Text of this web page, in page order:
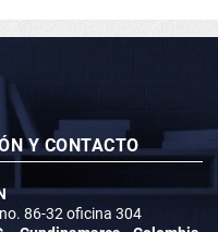
Y CONTACTO
86-32 oficina 304